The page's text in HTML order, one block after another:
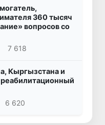
360 тысяч
вопросов со
7 618
Кыргызстана и
6 620